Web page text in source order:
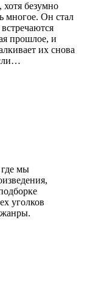
хотя безумно
многое. Он стал
прошлое, и
их снова
мы
уголков
жанры.